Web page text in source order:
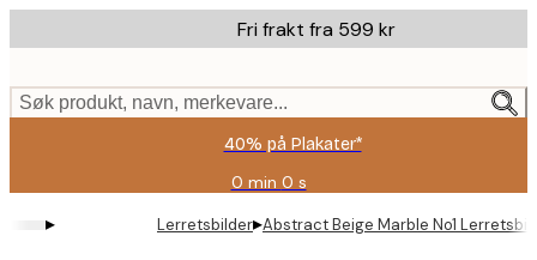
to
content.
Fri frakt fra 599 kr
Søk produkt, navn, merkevare...
40% på Plakater*
0 min 0 s
Gyldig
til
og
▸ Lerretsbilder▸Abstract Beige Marble No1